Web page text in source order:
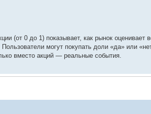
(от 0 до 1) показывает, как рынок
могут покупать доли «да» или
вместо акций — реальные события.
событие, анализируете условия
прогноз сбывается, вы получаете
из позиции в любой момент до